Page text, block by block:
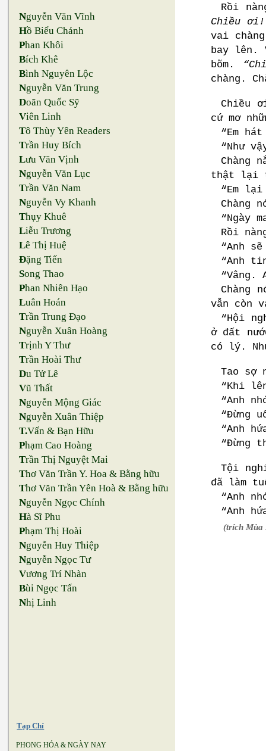
Nguyễn Văn Vĩnh
Hồ Biểu Chánh
Phan Khôi
Bích Khê
Bình Nguyên Lộc
Nguyễn Văn Trung
Doãn Quốc Sỹ
Viên Linh
Tô Thùy Yên Readers
Trần Huy Bích
Lưu Văn Vịnh
Nguyễn Văn Lục
Trần Văn Nam
Nguyễn Vy Khanh
Thụy Khuê
Liễu Trương
Lê Thị Huệ
Đặng Tiến
Song Thao
Phan Nhiên Hạo
Luân Hoán
Trần Trung Đạo
Nguyễn Xuân Hoàng
Trịnh Y Thư
Trần Hoài Thư
Du Tử Lê
Vũ Thất
Nguyễn Mộng Giác
Nguyễn Xuân Thiệp
T.Vấn & Bạn Hữu
Phạm Cao Hoàng
Trần Thị Nguyệt Mai
Thơ Văn Trần Y. Hoa & Bằng hữu
Thơ Văn Trần Yên Hoà & Bằng hữu
Nguyễn Ngọc Chính
Hà Sĩ Phu
Phạm Thị Hoài
Nguyễn Huy Thiệp
Nguyễn Ngọc Tư
Vương Trí Nhàn
Bùi Ngọc Tấn
Nhị Linh
Tạp Chí
PHONG HÓA & NGÀY NAY
Rồi
Chiều
vai
bay lên.
bõm.
chàng.
Chiều
cứ mơ
“Em
“Như
Chàng
thật lại
“Em lại
Chàng
“Ngày
Rồi
“Anh
“Anh
Chàng
vẫn còn
“Hội
ở đất
có lý.
Tao sợ
“Khi
“Anh
“Đừng
“Anh
“Đừng
Tội
đã làm
“Anh
“Anh
(trích Mùa